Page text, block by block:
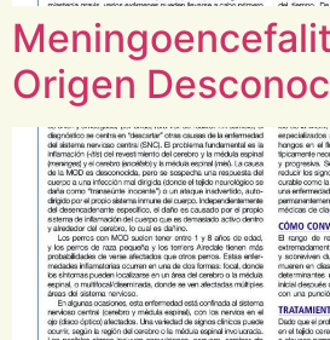
Origen